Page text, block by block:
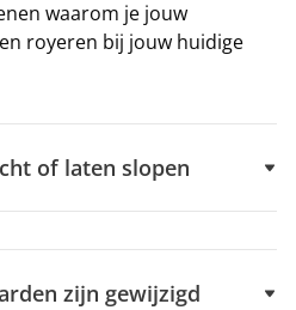
waarom je jouw
royeren bij jouw huidige
of laten slopen
zijn gewijzigd